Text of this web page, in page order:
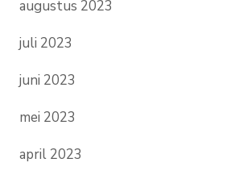
augustus 2023
juli 2023
juni 2023
mei 2023
april 2023